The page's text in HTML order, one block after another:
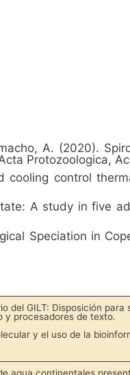
A. (2020).
Protozoologica,
cooling control
A study in five
Speciation in
del GILT: Disposición para
y procesadores de texto.
y el uso de la
agua continentales